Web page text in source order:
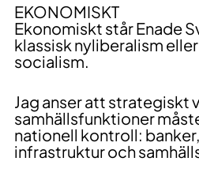
EKONOMISKT
Ekonomiskt står Enade
klassisk nyliberalism
socialism.
Jag anser att strategiskt
samhällsfunktioner
nationell kontroll:
infrastruktur och